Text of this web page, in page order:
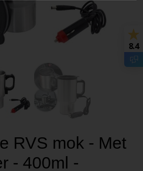
RVS mok - Met
- 400ml -
8.4